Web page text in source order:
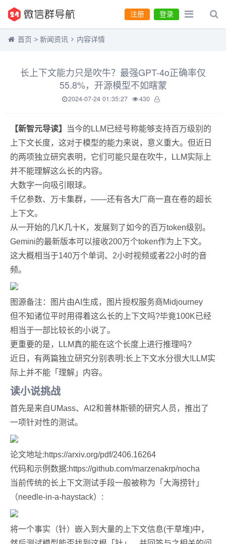
登录
注册
首页 > 新闻资讯 内容详情
长上下文能力只是吹牛？最强GPT-4o正确率仅
55.8%，开源模型不如瞎蒙
2024-07-24 01:35:27 430
【新智元导读】
当今的LLM已经号称能够支持百万级别的
上下文长度，这对于模型的能力来说，意义重大。但近日
的两项独立研究表明，它们可能只是在吹牛，LLM实际上
并不能理解这么长的内容。
大数字一向吸引眼球。
千亿参数、万卡集群，——还有各大厂商一直在卷的超长
上下文。
从一开始的几K几十K，发展到了如今的百万token级别。
Gemini的最新版本可以接收200万个token作为上下文。
这大概相当于140万个单词、2小时视频或者22小时的音
频。
图源备注：图片由AI生成，图片授权服务商Midjourney
但不知诸位平时用得着这么长的上下文吗?毕竟100K已经
相当于一部比较长的小说了。
更重要的是，LLM真的能在这个长度上进行推理吗?
近日，有两篇独立研究分别表明:长上下文水分很大!LLM实
际上并不能「理解」内容。
读小说挑战
首先是来自UMass、AI2和普林斯顿的研究人员，推出了
一项针对性的测试。
论文地址:https://arxiv.org/pdf/2406.16264
代码和示例数据:https://github.com/marzenakrp/nocha
当前传统的长上下文测试手段一般被称为「大海捞针」
（needle-in-a-haystack）:
将一个事实（针）嵌入到大量的上下文信息(干草堆)中，